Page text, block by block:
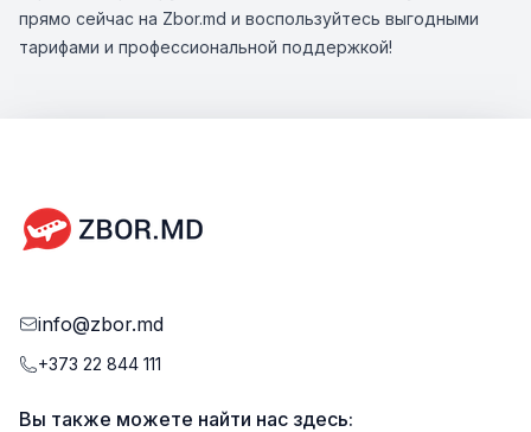
прямо сейчас на Zbor.md и воспользуйтесь выгодными
тарифами и профессиональной поддержкой!
info@zbor.md
+373 22 844 111
Вы также можете найти нас здесь: